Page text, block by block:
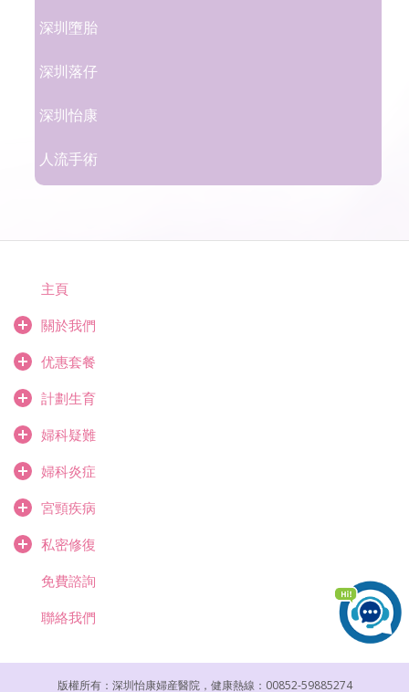
深圳墮胎
深圳落仔
深圳怡康
人流手術
主頁
關於我們
优惠套餐
計劃生育
婦科疑難
婦科炎症
宮頸疾病
私密修復
免費諮詢
聯絡我們
版權所有：深圳怡康婦産醫院，健康熱線：00852-59885274